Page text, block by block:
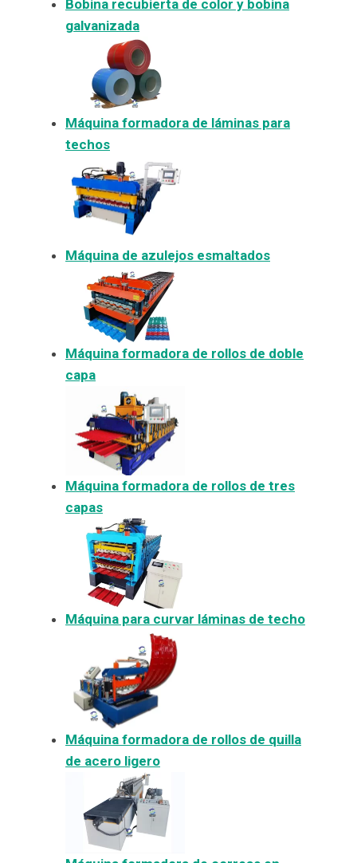
Bobina recubierta de color y bobina
galvanizada
Máquina formadora de láminas para
techos
Máquina de azulejos esmaltados
Máquina formadora de rollos de doble
capa
Máquina formadora de rollos de tres
capas
Máquina para curvar láminas de techo
Máquina formadora de rollos de quilla
de acero ligero